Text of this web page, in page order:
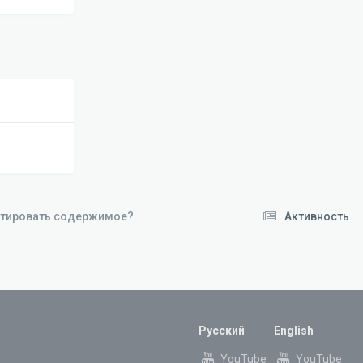
Активность
содержимое?
Русский
YouTube
English
YouTube